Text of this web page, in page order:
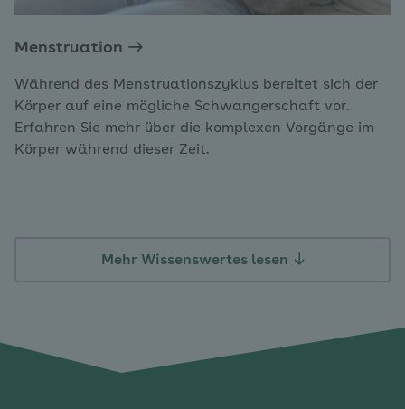
Menstruation
Während des Menstruationszyklus bereitet sich der
Körper auf eine mögliche Schwangerschaft vor.
Erfahren Sie mehr über die komplexen Vorgänge im
Körper während dieser Zeit.
Mehr Wissenswertes lesen